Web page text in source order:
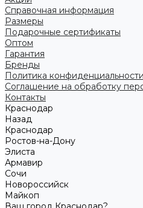
Справочная информация
Размеры
Подарочные сертификаты
Оптом
Гарантия
Бренды
Политика конфиденциальности
Соглашение на обработку
Контакты
Краснодар
Назад
Краснодар
Ростов-на-Дону
Элиста
Армавир
Сочи
Новороссийск
Майкоп